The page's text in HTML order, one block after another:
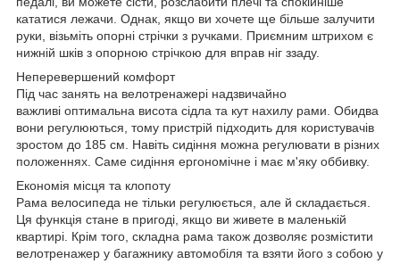
кататися лежачи. Однак, якщо ви хочете ще більше залучити
руки, візьміть опорні стрічки з ручками. Приємним штрихом є
нижній шків з опорною стрічкою для вправ ніг ззаду.
Неперевершений комфорт
Під час занять на велотренажері надзвичайно
важливі оптимальна висота сідла та кут нахилу рами. Обидва
вони регулюються, тому пристрій підходить для користувачів
зростом до 185 см. Навіть сидіння можна регулювати в різних
положеннях. Саме сидіння ергономічне і має м'яку оббивку.
Економія місця та клопоту
Рама велосипеда не тільки регулюється, але й складається.
Ця функція стане в пригоді, якщо ви живете в маленькій
квартирі. Крім того, складна рама також дозволяє розмістити
велотренажер у багажнику автомобіля та взяти його з собою у